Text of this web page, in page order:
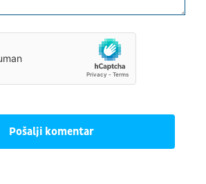
Pošalji komentar